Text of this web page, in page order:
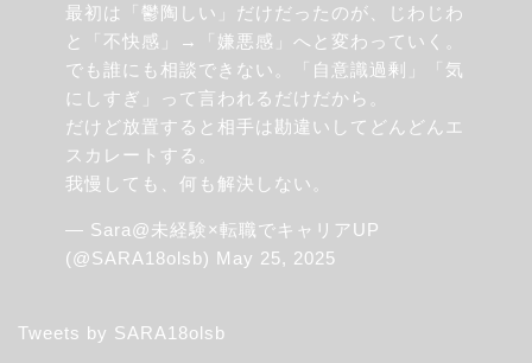
最初は「鬱陶しい」だけだったのが、じわじわ
と「不快感」→「嫌悪感」へと変わっていく。
でも誰にも相談できない。「自意識過剰」「気
にしすぎ」って言われるだけだから。
だけど放置すると相手は勘違いしてどんどんエ
スカレートする。
我慢しても、何も解決しない。
— Sara@未経験×転職でキャリアUP
(@SARA18olsb) May 25, 2025
Tweets by SARA18olsb